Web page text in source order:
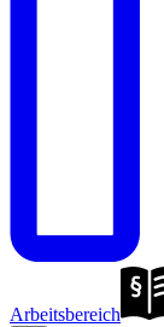
Arbeitsbereich